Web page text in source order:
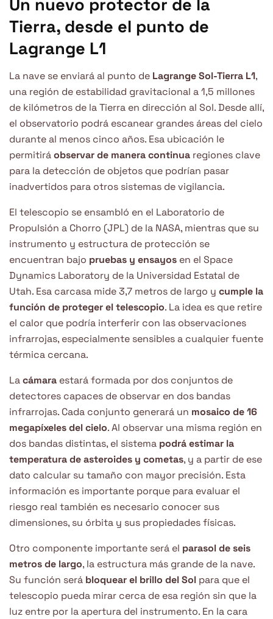
Un nuevo protector de la
Tierra, desde el punto de
Lagrange L1
La nave se enviará al punto de Lagrange Sol-Tierra L1,
una región de estabilidad gravitacional a 1,5 millones
de kilómetros de la Tierra en dirección al Sol. Desde allí,
el observatorio podrá escanear grandes áreas del cielo
durante al menos cinco años. Esa ubicación le
permitiráobservar de manera continua regiones clave
para la detección de objetos que podrían pasar
inadvertidos para otros sistemas de vigilancia.
El telescopio se ensambló en el Laboratorio de
Propulsión a Chorro (JPL) de la NASA, mientras que su
instrumento y estructura de protección se
encuentran bajo pruebas y ensayos en el Space
Dynamics Laboratory de la Universidad Estatal de
Utah. Esa carcasa mide 3,7 metros de largo y cumple la
función de proteger el telescopio. La idea es que retire
el calor que podría interferir con las observaciones
infrarrojas, especialmente sensibles a cualquier fuente
térmica cercana.
Lacámara estará formada por dos conjuntos de
detectores capaces de observar en dos bandas
infrarrojas. Cada conjunto generará un mosaico de 16
megapíxeles del cielo. Al observar una misma región en
dos bandas distintas, el sistema podrá estimar la
temperatura de asteroides y cometas, y a partir de ese
dato calcular su tamaño con mayor precisión. Esta
información es importante porque para evaluar el
riesgo real también es necesario conocer sus
dimensiones, su órbita y sus propiedades físicas.
Otro componente importante será el parasol de seis
metros de largo, la estructura más grande de la nave.
Su función será bloquear el brillo del Sol para que el
telescopio pueda mirar cerca de esa región sin que la
luz entre por la apertura del instrumento. En la cara